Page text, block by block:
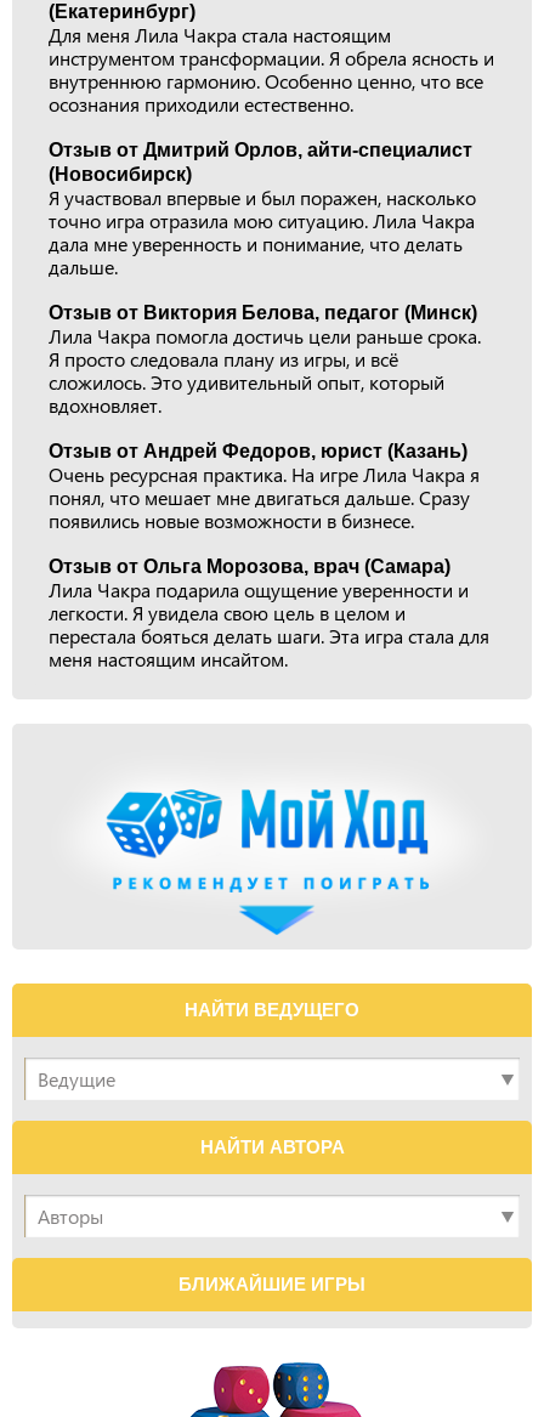
(Екатеринбург)
Для меня Лила Чакра стала настоящим
инструментом трансформации. Я обрела ясность и
внутреннюю гармонию. Особенно ценно, что все
осознания приходили естественно.
Отзыв от Дмитрий Орлов, айти-специалист
(Новосибирск)
Я участвовал впервые и был поражен, насколько
точно игра отразила мою ситуацию. Лила Чакра
дала мне уверенность и понимание, что делать
дальше.
Отзыв от Виктория Белова, педагог (Минск)
Лила Чакра помогла достичь цели раньше срока.
Я просто следовала плану из игры, и всё
сложилось. Это удивительный опыт, который
вдохновляет.
Отзыв от Андрей Федоров, юрист (Казань)
Очень ресурсная практика. На игре Лила Чакра я
понял, что мешает мне двигаться дальше. Сразу
появились новые возможности в бизнесе.
Отзыв от Ольга Морозова, врач (Самара)
Лила Чакра подарила ощущение уверенности и
легкости. Я увидела свою цель в целом и
перестала бояться делать шаги. Эта игра стала для
меня настоящим инсайтом.
НАЙТИ ВЕДУЩЕГО
НАЙТИ АВТОРА
БЛИЖАЙШИЕ ИГРЫ